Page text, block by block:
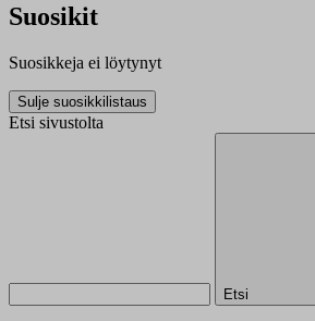
Suosikit
Suosikkeja ei löytynyt
Sulje suosikkilistaus
Etsi sivustolta
Etsi